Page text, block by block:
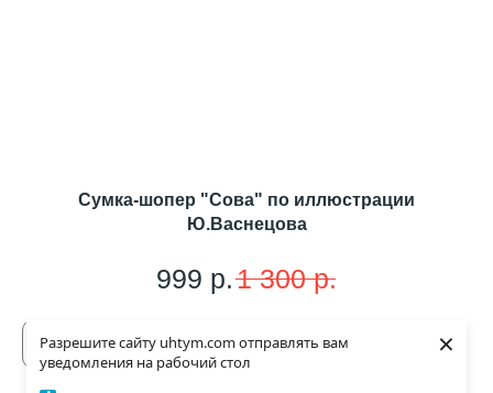
Разрешите сайту uhtym.com отправлять вам
уведомления на рабочий стол
×
Сумка-шопер "Сова" по иллюстрации
Ю.Васнецова
999 р.1 300 р.